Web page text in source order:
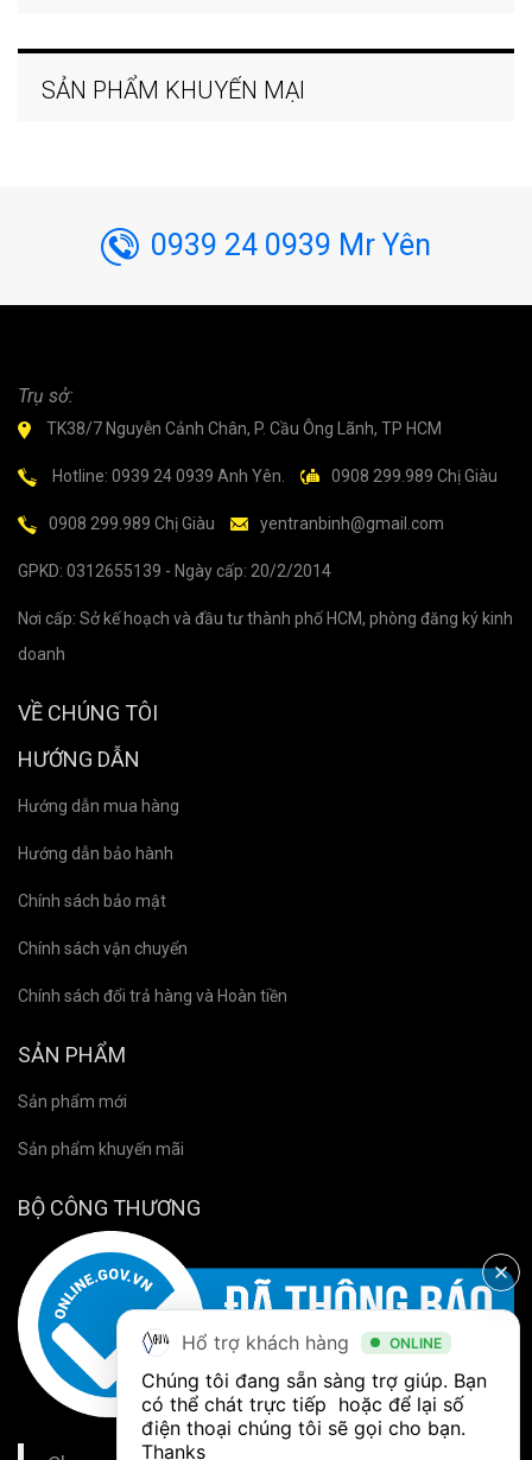
SẢN PHẨM KHUYẾN MẠI
0939 24 0939 Mr Yên
Trụ sở:
TK38/7 Nguyễn Cảnh Chân, P. Cầu Ông Lãnh, TP HCM
Hotline: 0939 24 0939 Anh Yên. 0908 299.989 Chị Giàu
0908 299.989 Chị Giàu yentranbinh@gmail.com
GPKD: 0312655139 - Ngày cấp: 20/2/2014
Nơi cấp: Sở kế hoạch và đầu tư thành phố HCM, phòng đăng ký kinh
doanh
VỀ CHÚNG TÔI
HƯỚNG DẪN
Hướng dẫn mua hàng
Hướng dẫn bảo hành
Chính sách bảo mật
Chính sách vận chuyển
Chính sách đổi trả hàng và Hoàn tiền
SẢN PHẨM
Sản phẩm mới
Sản phẩm khuyến mãi
BỘ CÔNG THƯƠNG
Hổ trợ khách hàng ONLINE
Chúng tôi đang sẵn sàng trợ giúp. Bạn
có thể chát trực tiếp  hoặc để lại số
điện thoại chúng tôi sẽ gọi cho bạn.
Thanks